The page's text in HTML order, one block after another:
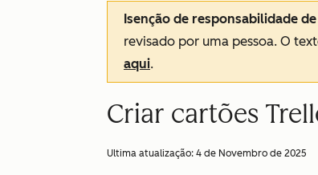
Isenção de responsabilidade
revisado por uma pessoa. O
aqui.
Criar cartões
Ultima atualização: 4 de Novembro de 2025